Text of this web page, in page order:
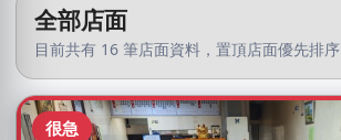
全部店面
目前共有 16 筆店面資料，置頂店面優先排序
很急